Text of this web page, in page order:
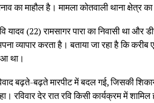
का माहौल है। मामला कोतवाली थाना क्षेत्र
यादव (22) रामसागर पारा का निवासी था
व्यापार करता है। बताया जा रहा है कि
था।
बढ़ते-बढ़ते मारपीट में बदल गई, जिसकी
रविवार देर रात रवि किसी कार्यक्रम में